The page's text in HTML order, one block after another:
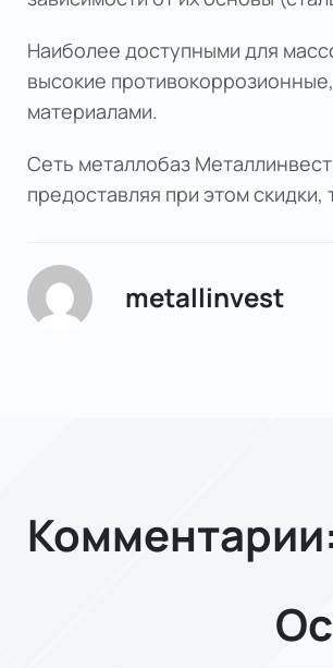
Наиболее доступными для
высокие
материалами.
Сеть металлобаз Металлинвест
предоставляя при этом
metallinvest